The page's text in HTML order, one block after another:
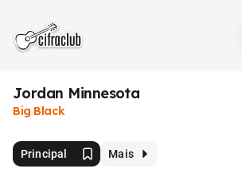
Jordan Minnesota
Big Black
Principal Mais